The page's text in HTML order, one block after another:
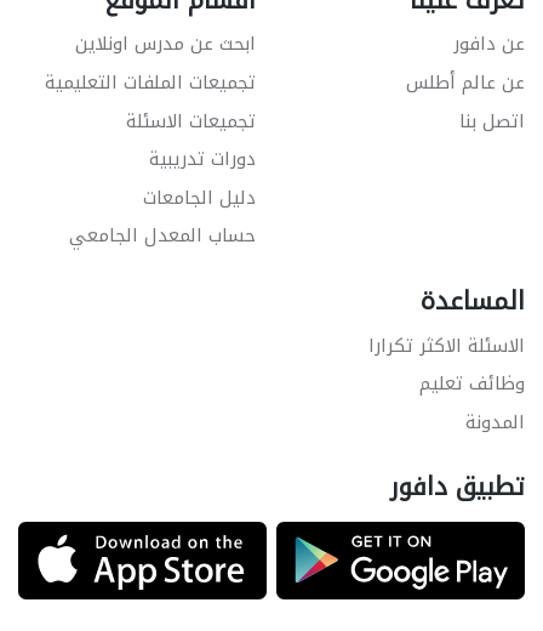
عن دافور
عن عالم أطلس
اتصل بنا
ابحث عن مدرس اونلاين
تجميعات الملفات التعليمية
تجميعات الاسئلة
دورات تدريبية
دليل الجامعات
حساب المعدل الجامعي
المساعدة
الاسئلة الاكثر تكرارا
وظائف تعليم
المدونة
تطبيق دافور